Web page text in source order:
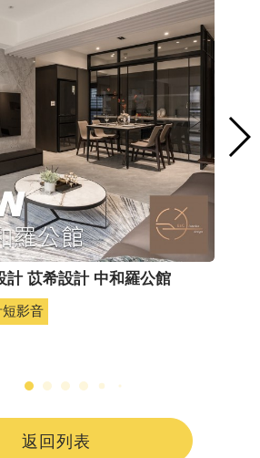
計 苡希設計 中和羅公館
影音
返回列表